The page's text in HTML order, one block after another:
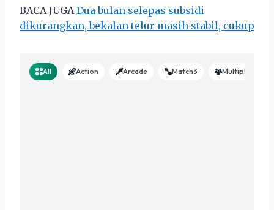
BACA JUGA Dua bulan selepas subsidi
dikurangkan, bekalan telur masih stabil, cukup